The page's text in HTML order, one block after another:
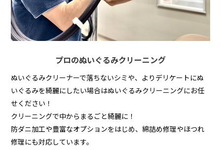
プロのぬいぐるみクリーニング
ぬいぐるみクリーナーで落ちないシミや、よりデリケートにぬ
いぐるみを綺麗にしたい場合はぬいぐるみクリーニングにお任
せください！
クリーニングで中からまるごと綺麗に！
防ダニ加工や豊富なオプションをはじめ、綿詰め修理やほつれ
修理にも対応しています。